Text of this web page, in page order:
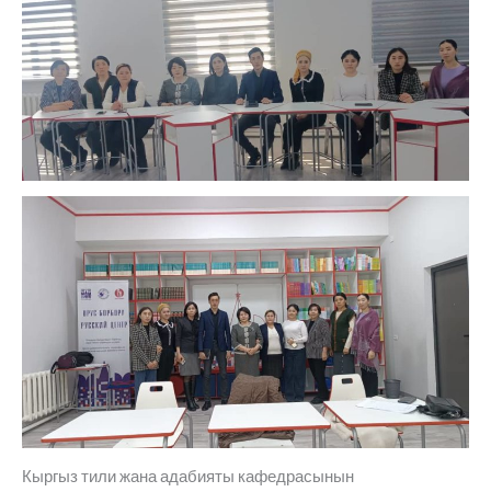
Кыргыз тили жана адабияты кафедрасынын